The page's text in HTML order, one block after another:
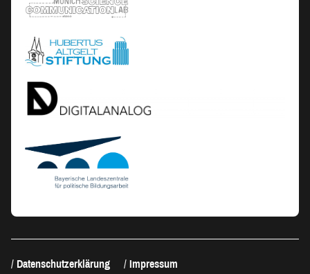
Datenschutzerklärung Impressum